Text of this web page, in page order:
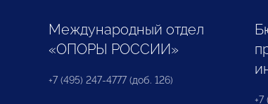
Международный отдел
«ОПОРЫ РОССИИ»
+7 (495) 247-4777 (доб. 126)
+7